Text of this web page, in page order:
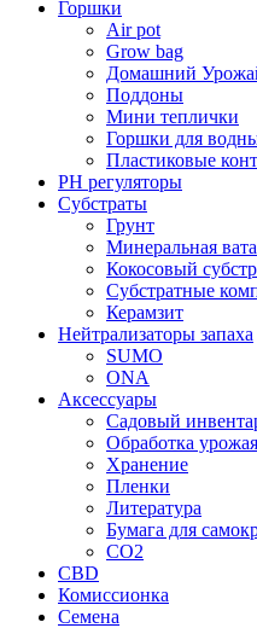
Горшки
Air pot
Grow bag
Домашний
Поддоны
Мини теплички
Горшки для
Пластиковые
PH регуляторы
Субстраты
Грунт
Минеральная вата
Кокосовый
Субстратные
Керамзит
Нейтрализаторы запаха
SUMO
ONA
Аксессуары
Садовый
Обработка урожая
Хранение
Пленки
Литература
Бумага для
CO2
CBD
Комисcионка
Семена